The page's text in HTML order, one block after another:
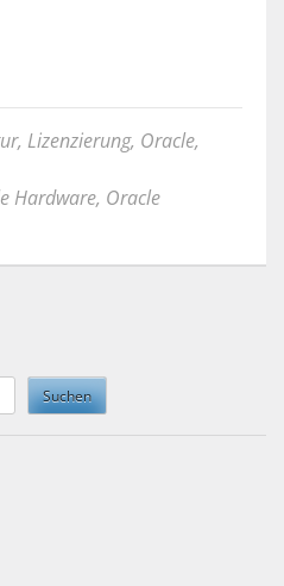
, Lizenzierung, Oracle,
Hardware, Oracle
Suchen